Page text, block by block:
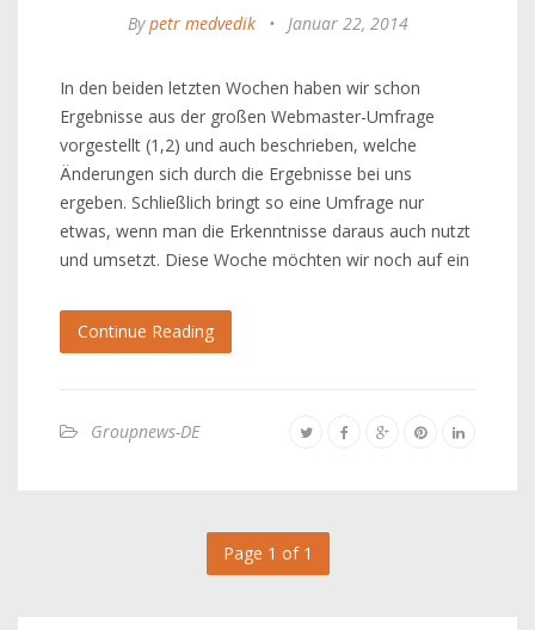
Bypetr medvedik • Januar 22, 2014
In den beiden letzten Wochen haben wir schon
Ergebnisse aus der großen Webmaster-Umfrage
vorgestellt (1,2) und auch beschrieben, welche
Änderungen sich durch die Ergebnisse bei uns
ergeben. Schließlich bringt so eine Umfrage nur
etwas, wenn man die Erkenntnisse daraus auch nutzt
und umsetzt. Diese Woche möchten wir noch auf ein
Continue Reading
Groupnews-DE
Page 1 of 1